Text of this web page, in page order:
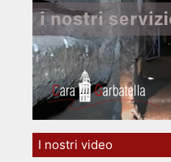
I nostri video